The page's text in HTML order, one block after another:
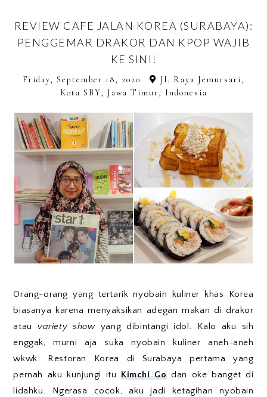
REVIEW CAFE JALAN KOREA (SURABAYA):
PENGGEMAR DRAKOR DAN KPOP WAJIB
KE SINI!
Friday, September 18, 2020
Jl. Raya Jemursari,
Kota SBY, Jawa Timur, Indonesia
Orang-orang yang tertarik nyobain kuliner khas Korea
biasanya karena menyaksikan adegan makan di drakor
atau variety showyang dibintangi idol. Kalo aku sih
enggak, murni aja suka nyobain kuliner aneh-aneh
wkwk. Restoran Korea di Surabaya pertama yang
pernah aku kunjungi ituKimchi Godan oke banget di
lidahku. Ngerasa cocok, aku jadi ketagihan nyobain